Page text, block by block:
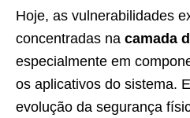
Hoje, as vulnerabilidades
concentradas na camada
especialmente em
os aplicativos do sistema.
evolução da segurança